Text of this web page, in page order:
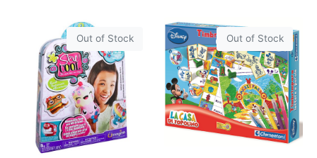
Out of Stock Out of Stock